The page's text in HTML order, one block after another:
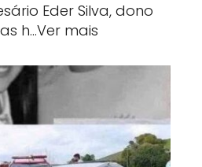
Eder Silva, dono
h…Ver mais